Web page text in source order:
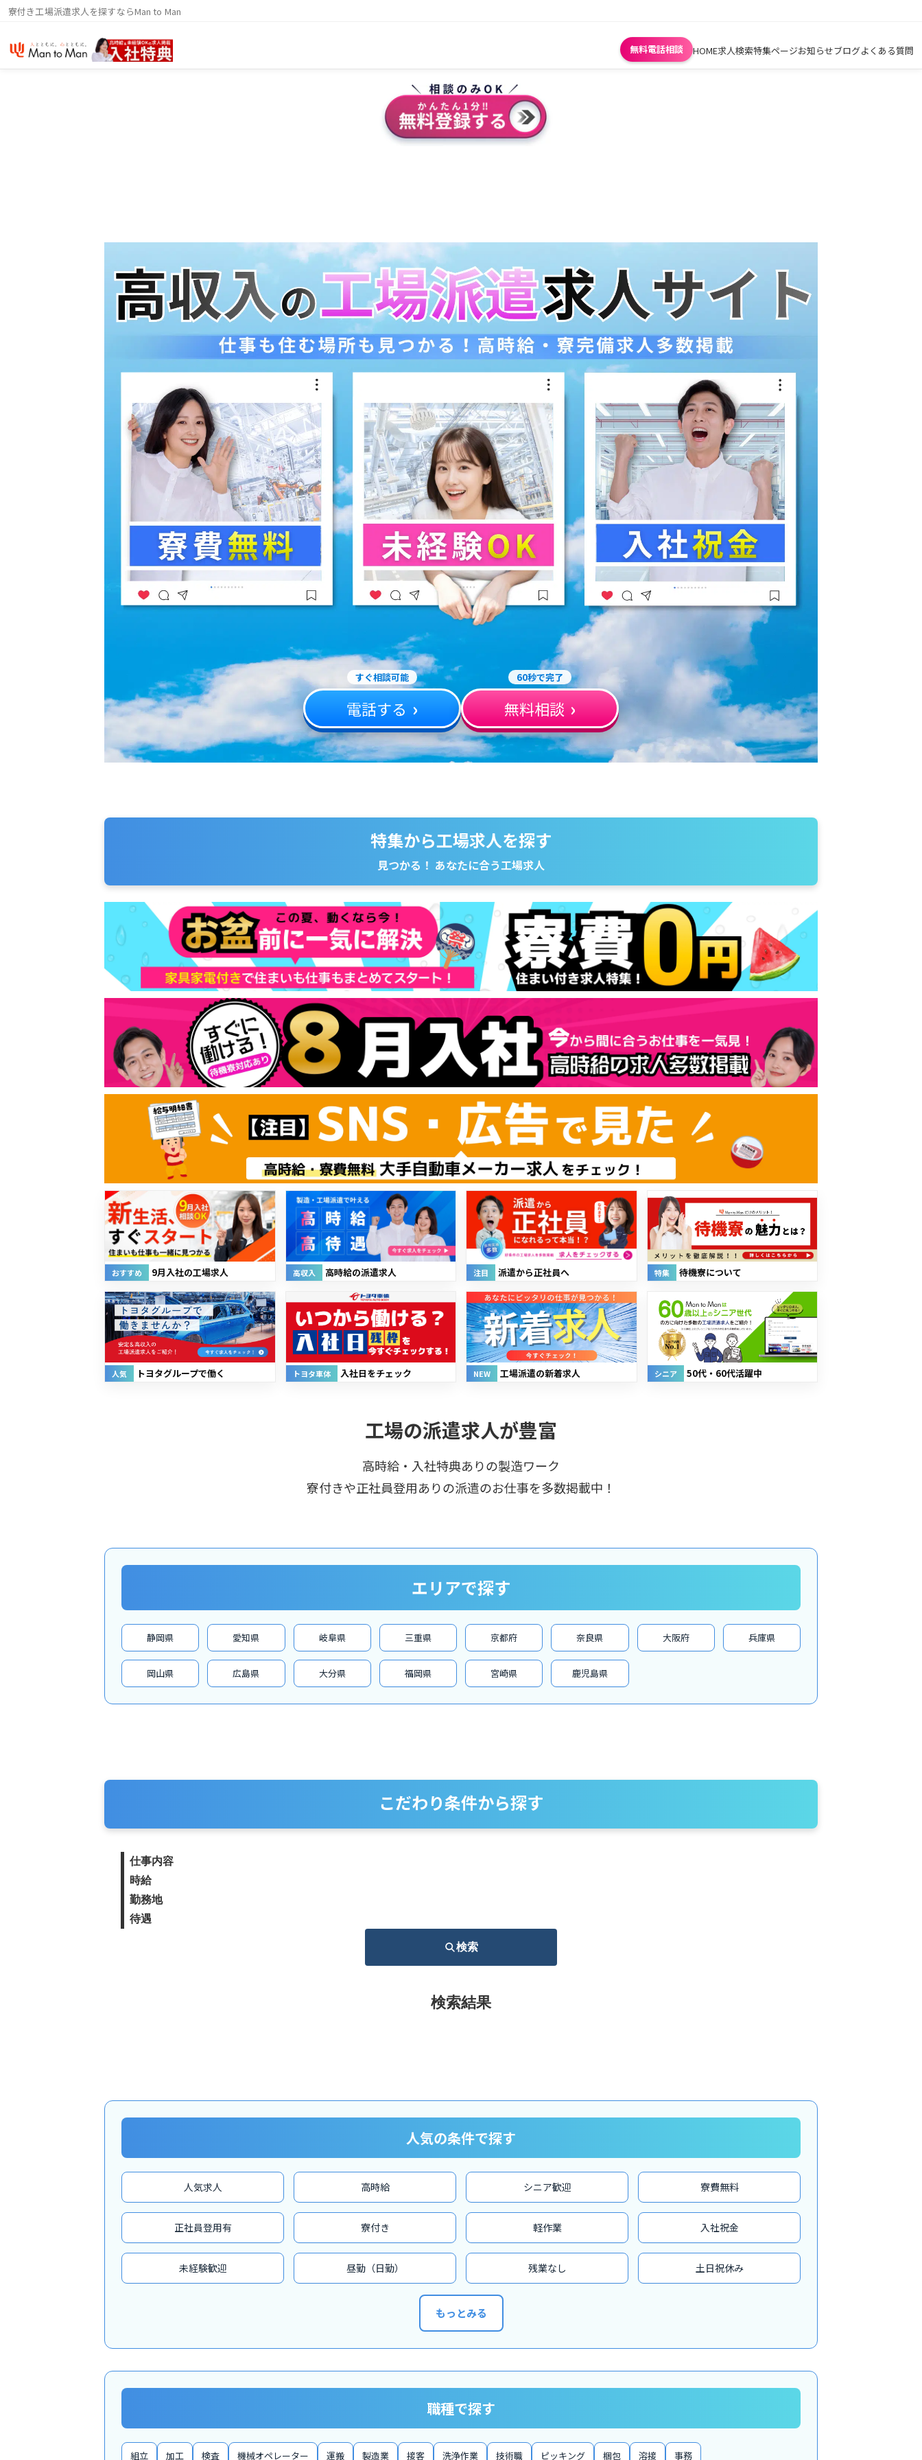
寮付き工場派遣求人を探すならMan to Man
無料電話相談 HOME求人検索特集ページお知らせブログよくある質問
すぐ相談可能
電話する
60秒で完了
無料相談
特集から工場求人を探す
見つかる！ あなたに合う工場求人
おすすめ 9月入社の工場求人 高収入 高時給の派遣求人 注目 派遣から正社員へ 特集 待機寮について
人気 トヨタグループで働く トヨタ車体 入社日をチェック NEW 工場派遣の新着求人 シニア 50代・60代活躍中
工場の派遣求人が豊富
高時給・入社特典ありの製造ワーク
寮付きや正社員登用ありの派遣のお仕事を多数掲載中！
エリアで探す
静岡県 愛知県 岐阜県 三重県 京都府 奈良県 大阪府 兵庫県
岡山県 広島県 大分県 福岡県 宮崎県 鹿児島県
こだわり条件から探す
仕事内容
時給
勤務地
待遇
検索
検索結果
人気の条件で探す
人気求人 高時給 シニア歓迎 寮費無料
正社員登用有 寮付き 軽作業 入社祝金
未経験歓迎 昼勤（日勤） 残業なし 土日祝休み
もっとみる
職種で探す
組立 加工 検査 機械オペレーター 運搬 製造業 接客 洗浄作業 技術職 ピッキング 梱包 溶接 事務